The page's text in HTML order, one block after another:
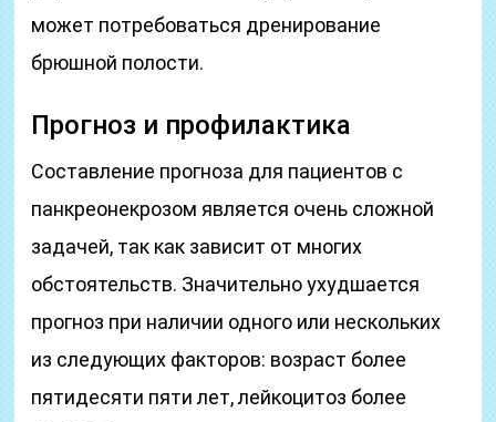
может потребоваться дренирование
брюшной полости.
Прогноз и профилактика
Составление прогноза для пациентов с
панкреонекрозом является очень сложной
задачей, так как зависит от многих
обстоятельств. Значительно ухудшается
прогноз при наличии одного или нескольких
из следующих факторов: возраст более
пятидесяти пяти лет, лейкоцитоз более